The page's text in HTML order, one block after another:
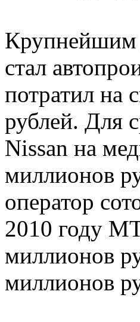
Крупнейшим
стал
потратил на
рублей. Для
Nissan на
миллионов
оператор
2010 году
миллионов
миллионов